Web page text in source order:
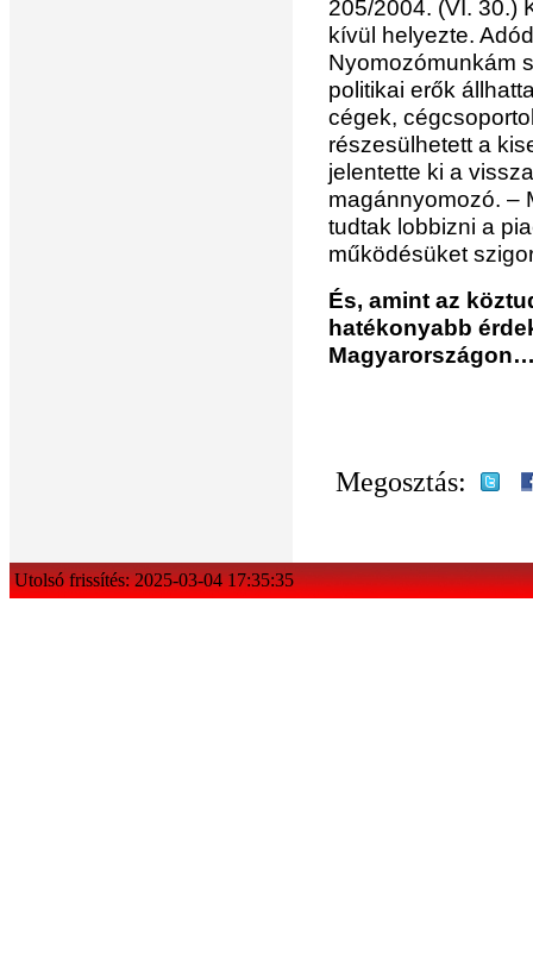
205/2004. (VI. 30.)
kívül helyezte.
Nyomozómunkám
politikai erők
cégek,
részesülhetett a
jelentette ki a
magánnyomozó. –
tudtak lobbizni a
működésüket
És, amint az
hatékonyabb
Megosztás:
Utolsó frissítés: 2025-03-04 17:35:35